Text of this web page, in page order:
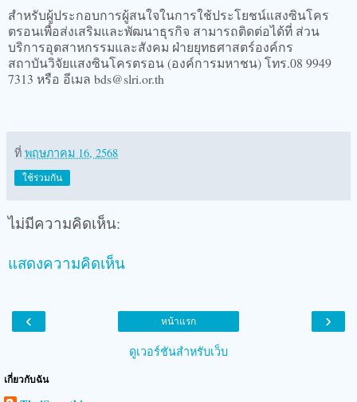
สำหรับผู้ประกอบการผู้สนใจในการใช้ประโยชน์แสงซินโคร
ตรอนเพื่อส่งเสริมและพัฒนาธุรกิจ สามารถติดต่อได้ที่ ส่วน
บริการอุตสาหกรรมและสังคม ฝ่ายยุทธศาสตร์องค์กร
สถาบันวิจัยแสงซินโครตรอน (องค์การมหาชน) โทร.08 9949
7313 หรือ อีเมล bds@slri.or.th
ที่ พฤษภาคม 16, 2568
ใช้ร่วมกัน
ไม่มีความคิดเห็น:
แสดงความคิดเห็น
‹ ›
หน้าแรก
ดูเวอร์ชันสำหรับเว็บ
เกี่ยวกับฉัน